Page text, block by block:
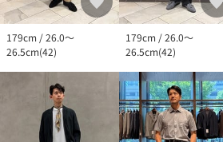
179cm / 26.0～
26.5cm(42)
179cm / 26.0～
26.5cm(42)